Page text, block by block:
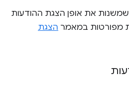
את אופן הצגת ההודעות
מפורטות במאמר הצגת